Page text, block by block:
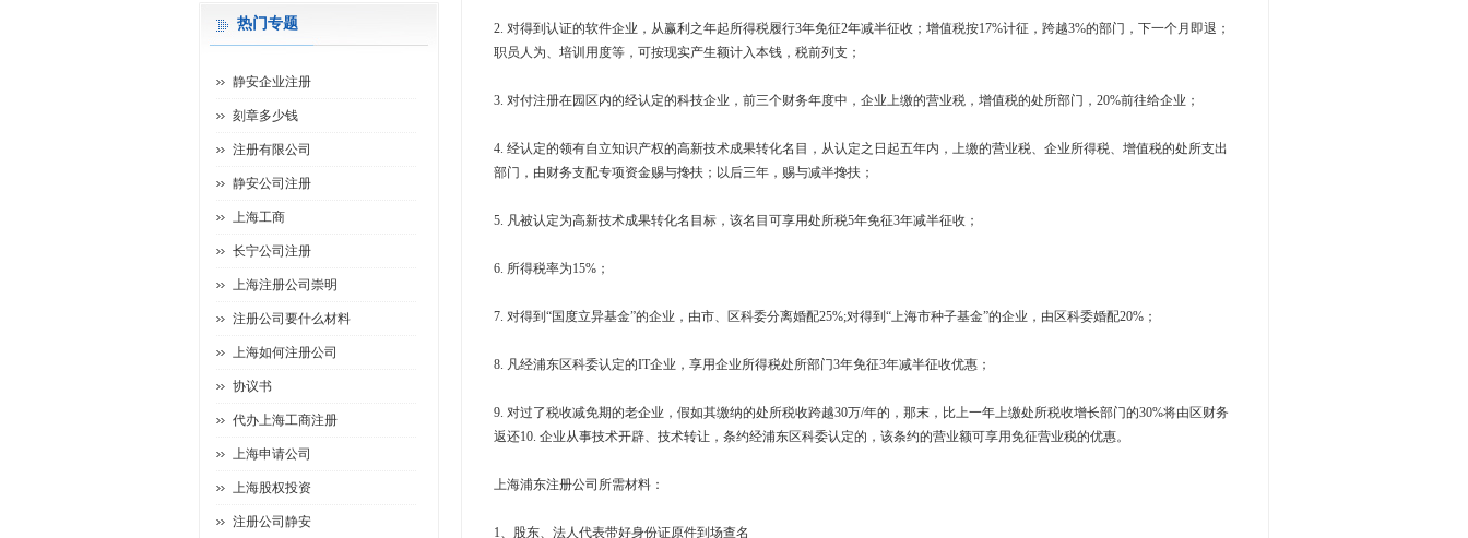
2. 对得到认证的软件企业，从赢利之年起所得税履行3年免征2年减半征收；增值税按17%计征，跨越3%的部门，下一个月即退；
职员人为、培训用度等，可按现实产生额计入本钱，税前列支；
3. 对付注册在园区内的经认定的科技企业，前三个财务年度中，企业上缴的营业税，增值税的处所部门，20%前往给企业；
4. 经认定的领有自立知识产权的高新技术成果转化名目，从认定之日起五年内，上缴的营业税、企业所得税、增值税的处所支出
部门，由财务支配专项资金赐与搀扶；以后三年，赐与减半搀扶；
5. 凡被认定为高新技术成果转化名目标，该名目可享用处所税5年免征3年减半征收；
6. 所得税率为15%；
7. 对得到“国度立异基金”的企业，由市、区科委分离婚配25%;对得到“上海市种子基金”的企业，由区科委婚配20%；
8. 凡经浦东区科委认定的IT企业，享用企业所得税处所部门3年免征3年减半征收优惠；
9. 对过了税收减免期的老企业，假如其缴纳的处所税收跨越30万/年的，那末，比上一年上缴处所税收增长部门的30%将由区财务
返还10. 企业从事技术开辟、技术转让，条约经浦东区科委认定的，该条约的营业额可享用免征营业税的优惠。
上海浦东注册公司所需材料：
1、股东、法人代表带好身份证原件到场查名
热门专题
静安企业注册
刻章多少钱
注册有限公司
静安公司注册
上海工商
长宁公司注册
上海注册公司崇明
注册公司要什么材料
上海如何注册公司
协议书
代办上海工商注册
上海申请公司
上海股权投资
注册公司静安